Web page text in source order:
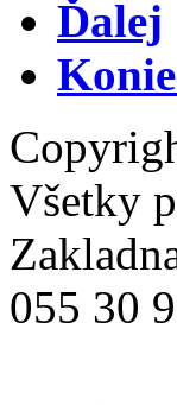
Ďalej
Všetky
055 30